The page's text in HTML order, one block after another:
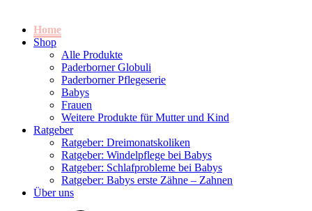
Home
Shop
Alle Produkte
Paderborner Globuli
Paderborner Pflegeserie
Babys
Frauen
Weitere Produkte für Mutter und Kind
Ratgeber
Ratgeber: Dreimonatskoliken
Ratgeber: Windelpflege bei Babys
Ratgeber: Schlafprobleme bei Babys
Ratgeber: Babys erste Zähne – Zahnen
Über uns